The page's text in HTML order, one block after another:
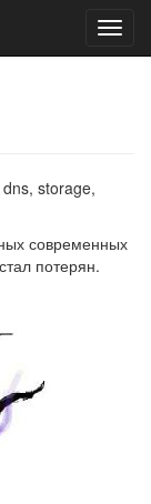
storage,
современных
потерян.